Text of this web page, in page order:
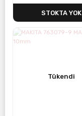
STOKTA YOK
Tükendi